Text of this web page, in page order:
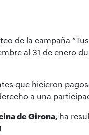
de la campaña
al 31 de enero
que hicieron
a una
de Girona, ha